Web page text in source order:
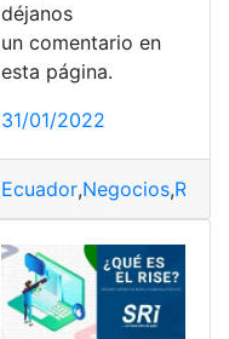
déjanos
un comentario en
esta página.
31/01/2022
Ecuador,Negocios,